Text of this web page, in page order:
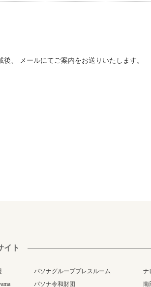
、 メールにてご案内をお送りいたします。
イト
パソナグループプレスルーム
ナ
パソナ令和財団 南